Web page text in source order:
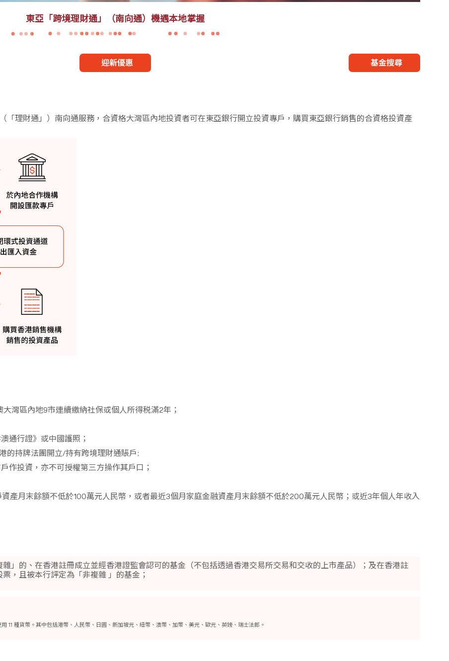
東亞「跨境理財通」（南向通）機遇本地掌握
「理財通」）南向通服務，合資格大灣區內地投資者可在東亞銀行開立投資專戶，購買東亞銀行銷售的合資格投資產
灣區內地9市連續繳納社保或個人所得税滿2年；
通行證》或中國護照；
的持牌法團開立/持有跨境理財通賬戶;
作投資，亦不可授權第三方操作其戶口；
產月末餘額不低於100萬元人民幣，或者最近3個月家庭金融資產月末餘額不低於200萬元人民幣；或近3年個人年收入
」的、在香港註冊成立並經香港證監會認可的基金（不包括透過香港交易所交易和交收的上市產品）；及在香港註
，且被本行評定為「非複雜 」的基金；
11 種貨幣。其中包括港幣、人民幣、日圓、新加坡元、紐幣、澳幣、加幣、美元、歐元、英鎊、瑞士法郎。​